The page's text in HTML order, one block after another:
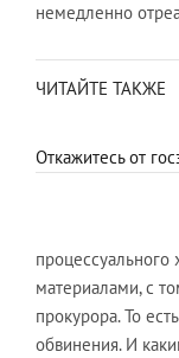
немедленно
ЧИТАЙТЕ ТАКЖЕ
Откажитесь от
процессуального
материалами, с
прокурора. То
обвинения. И